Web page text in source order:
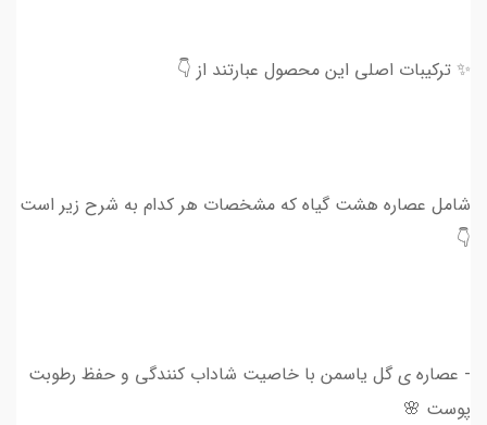
✨ ترکیبات اصلی این محصول عبارتند از 👇
شامل عصاره هشت گیاه که مشخصات هر کدام به شرح زیر است
👇
- عصاره ی گل یاسمن با خاصیت شاداب کنندگی و حفظ رطوبت
پوست 🌸